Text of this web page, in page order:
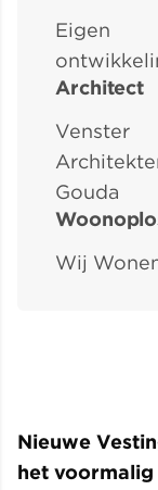
Eigen
Architect
Venster
Gouda
Wij
Nieuwe
het